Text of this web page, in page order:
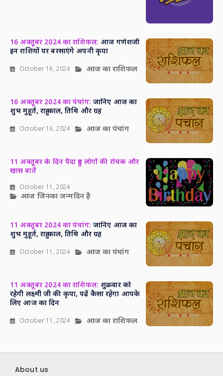
16 अक्तूबर 2024 का राशिफल: आज गणेशजी
इन राशियों पर बरसाएंगे अपनी कृपा
October 16, 2024 आज का राशिफल
16 अक्तूबर 2024 का पंचांग: जानिए आज का
शुभ मुहूर्त, राहु काल, तिथि और ग्रह
October 16, 2024 आज का पंचांग
11 अक्तूबर के दिन पैदा हुए लोगों की रोचक और
खास बातें
October 11, 2024
आज जिनका जन्मदिन है
11 अक्तूबर 2024 का पंचांग: जानिए आज का
शुभ मुहूर्त, राहु काल, तिथि और ग्रह
October 11, 2024 आज का पंचांग
11 अक्तूबर 2024 का राशिफल: शुक्रवार को
रहेगी लक्ष्मी जी की कृपा, पढ़ें कैसा रहेगा आपके
लिए आज का दिन
October 11, 2024 आज का राशिफल
About us